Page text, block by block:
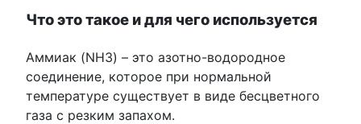
Что это такое и для чего используется
Аммиак (NH3) – это азотно-водородное
соединение, которое при нормальной
температуре существует в виде бесцветного
газа с резким запахом.